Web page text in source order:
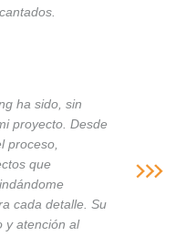
ha sido, sin
proyecto. Desde
proceso,
que
cada detalle. Su
y atención al